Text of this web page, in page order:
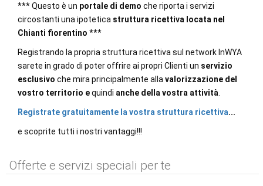
*** Questo è un portale di demo che riporta i servizi
circostanti una ipotetica struttura ricettiva locata nel
Chianti fiorentino ***
Registrando la propria struttura ricettiva sul network InWYA
sarete in grado di poter offrire ai propri Clienti un servizio
esclusivo che mira principalmente alla valorizzazione del
vostro territorio equindi anche della vostra attività
Registrate gratuitamente la vostra struttura ricettiva...
e scoprite tutti i nostri vantaggi!!!
Offerte e servizi speciali per te